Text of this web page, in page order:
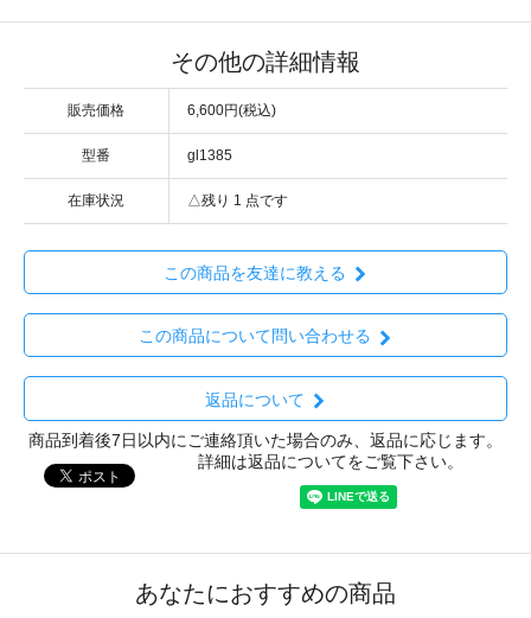
その他の詳細情報
販売価格 6,600円(税込)
型番 gl1385
在庫状況 △残り 1 点です
この商品を友達に教える
この商品について問い合わせる
返品について
商品到着後7日以内にご連絡頂いた場合のみ、返品に応じます。
詳細は返品についてをご覧下さい。
あなたにおすすめの商品